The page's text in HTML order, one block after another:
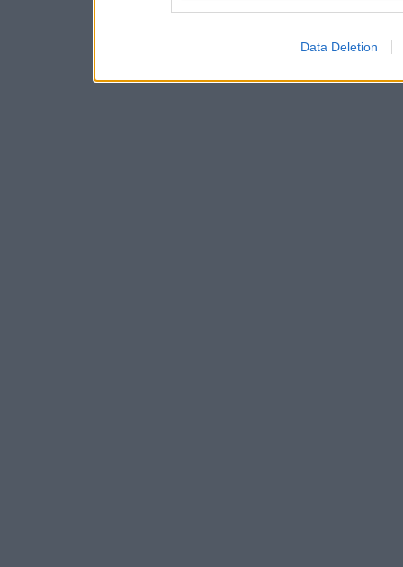
Data Deletion